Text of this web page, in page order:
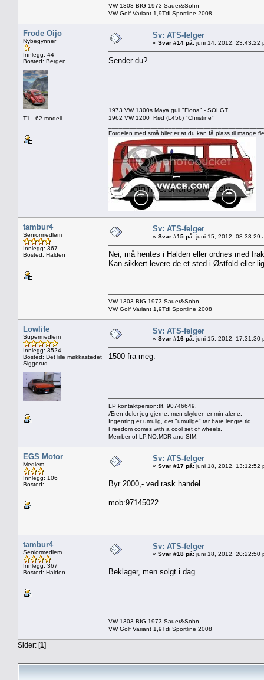
VW 1303 BIG 1973 Sauer&Sohn
VW Golf Variant 1,9Tdi Sportline 2008
Frode Oijo
Nybegynner
Innlegg: 44
Bosted: Bergen
T1 - 62 modell
Sv: ATS-felger
« Svar #14 på: juni 14, 2012, 23:43:22
Sender du?
1973 VW 1300s Maya gull "Fiona" - SOLGT
1962 VW 1200 Rød (L456) "Christine"
Fordelen med små biler er at du kan få plass til mange
tambur4
Seniormedlem
Innlegg: 367
Bosted: Halden
Sv: ATS-felger
« Svar #15 på: juni 15, 2012, 08:33:29
Nei, må hentes i Halden eller ordnes med
Kan sikkert levere de et sted i Østfold eller
VW 1303 BIG 1973 Sauer&Sohn
VW Golf Variant 1,9Tdi Sportline 2008
Lowlife
Supermedlem
Innlegg: 3524
Bosted: Det lille møkkastedet
Siggerud.
Sv: ATS-felger
« Svar #16 på: juni 15, 2012, 17:31:30
1500 fra meg.
LP kontaktperson:tlf. 90746649.
Æren deler jeg gjerne, men skylden er min alene.
Ingenting er umulig, det "umulige" tar bare lengre tid.
Freedom comes with a cool set of wheels.
Member of LP,NO,MDR and SIM.
EGS Motor
Medlem
Innlegg: 106
Bosted:
Sv: ATS-felger
« Svar #17 på: juni 18, 2012, 13:12:52
Byr 2000,- ved rask handel
mob:97145022
tambur4
Seniormedlem
Innlegg: 367
Bosted: Halden
Sv: ATS-felger
« Svar #18 på: juni 18, 2012, 20:22:50
Beklager, men solgt i dag...
VW 1303 BIG 1973 Sauer&Sohn
VW Golf Variant 1,9Tdi Sportline 2008
Sider: [1]